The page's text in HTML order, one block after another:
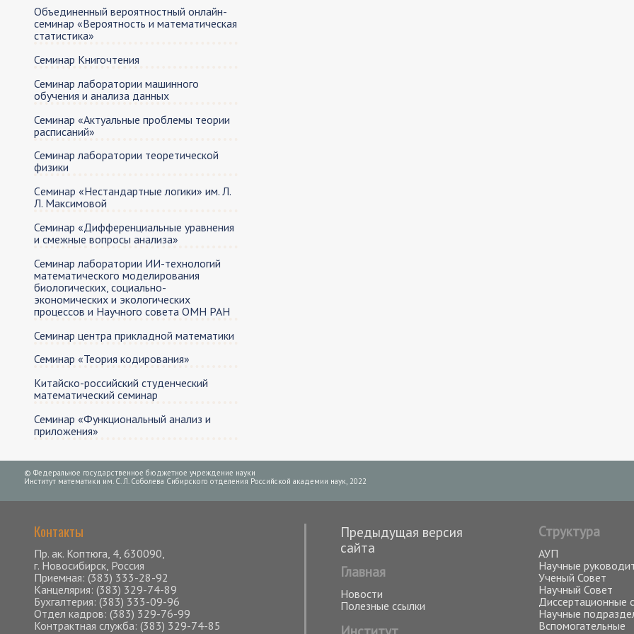
Объединенный вероятностный онлайн-
семинар «Вероятность и математическая
статистика»
Семинар Книгочтения
Семинар лаборатории машинного
обучения и анализа данных
Семинар «Актуальные проблемы теории
расписаний»
Семинар лаборатории теоретической
физики
Cеминар «Нестандартные логики» им. Л.
Л. Максимовой
Семинар «Дифференциальные уравнения
и смежные вопросы анализа»
Семинар лаборатории ИИ-технологий
математического моделирования
биологических, социально-
экономических и экологических
процессов и Научного совета ОМН РАН
Семинар центра прикладной математики
Семинар «Теория кодирования»
Китайско-российский студенческий
математический семинар
Семинар «Функциональный анализ и
приложения»
© Федеральное государственное бюджетное учреждение науки
Институт математики им. С. Л. Соболева Сибирского отделения Российской академии наук, 2022
Контакты
Пр. ак. Коптюга, 4, 630090,
г. Новосибирск, Россия
Приемная: (383) 333-28-92
Канцелярия: (383) 329-74-89
Бухгалтерия: (383) 333-09-96
Отдел кадров: (383) 329-76-99
Контрактная служба: (383) 329-74-85
Предыдущая версия
сайта
Главная
Новости
Полезные ссылки
Структура
АУП
Научные
Ученый Совет
Научный Совет
Диссертационные
Научные
Вспомогательные